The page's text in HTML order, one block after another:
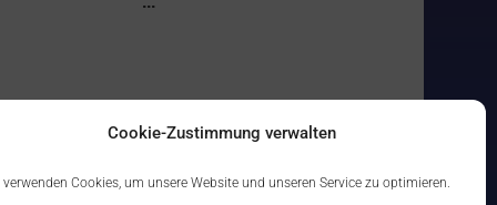
Cookie-Zustimmung verwalten
verwenden Cookies, um unsere Website und unseren Service zu optimieren.